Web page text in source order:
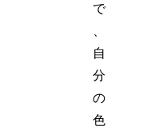
で
自
分
の
色